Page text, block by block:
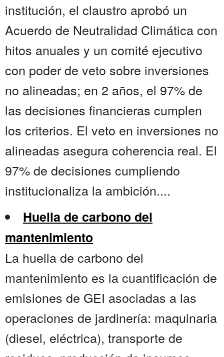
institución, el claustro aprobó un
Acuerdo de Neutralidad Climática con
hitos anuales y un comité ejecutivo
con poder de veto sobre inversiones
no alineadas; en 2 años, el 97% de
las decisiones financieras cumplen
los criterios. El veto en inversiones no
alineadas asegura coherencia real. El
97% de decisiones cumpliendo
institucionaliza la ambición....
Huella de carbono del
mantenimiento
La huella de carbono del
mantenimiento es la cuantificación de
emisiones de GEI asociadas a las
operaciones de jardinería: maquinaria
(diesel, eléctrica), transporte de